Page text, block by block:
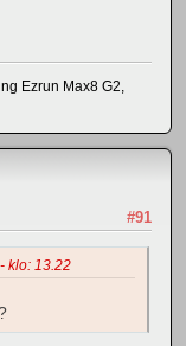
Ezrun Max8 G2,
#91
klo: 13.22